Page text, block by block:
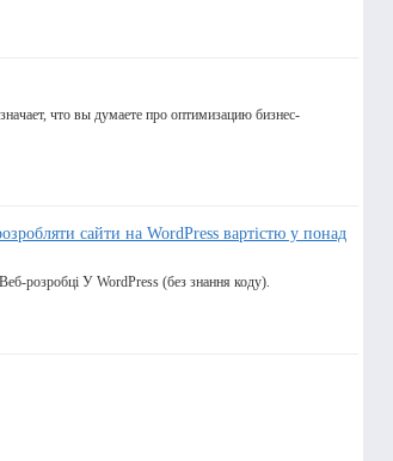
что вы думаете про оптимизацию бизнес-
сайти на WordPress вартістю у понад
розробці У WordPress (без знання коду).